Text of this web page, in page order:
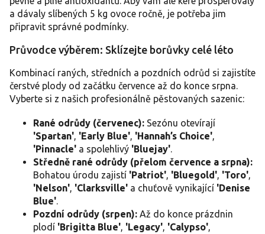
k
y
p
i
s
u
a dávaly slíbených 5 kg ovoce ročně, je potřeba jim
připravit správné podmínky.
Průvodce výběrem: Sklízejte borůvky celé léto
Kombinací raných, středních a pozdních odrůd si zajistíte
čerstvé plody od začátku července až do konce srpna.
Vyberte si z našich profesionálně pěstovaných sazenic:
Rané odrůdy (červenec): Sezónu otevírají
'Spartan', 'Early Blue', 'Hannah’s Choice',
'Pinnacle' a spolehlivý 'Bluejay'.
Středně rané odrůdy (přelom července a srpna):
Bohatou úrodu zajistí 'Patriot', 'Bluegold', 'Toro',
'Nelson', 'Clarksville' a chuťově vynikající 'Denise
Blue'.
Pozdní odrůdy (srpen): Až do konce prázdnin
plodí 'Brigitta Blue', 'Legacy', 'Calypso',